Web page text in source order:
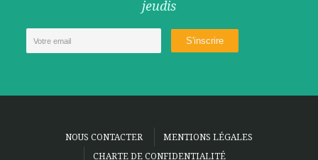
jeudis
NOUS CONTACTER
MENTIONS LÉGALES
CHARTE DE CONFIDENTIALITÉ